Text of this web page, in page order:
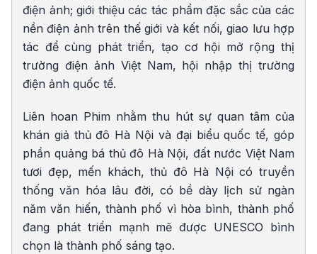
điện ảnh; giới thiệu các tác phẩm đặc sắc của các
nền điện ảnh trên thế giới và kết nối, giao lưu hợp
tác để cùng phát triển, tạo cơ hội mở rộng thị
trường điện ảnh Việt Nam, hội nhập thị trường
điện ảnh quốc tế.
Liên hoan Phim nhằm thu hút sự quan tâm của
khán giả thủ đô Hà Nội và đại biểu quốc tế, góp
phần quảng bá thủ đô Hà Nội, đất nước Việt Nam
tươi đẹp, mến khách, thủ đô Hà Nội có truyền
thống văn hóa lâu đời, có bề dày lịch sử ngàn
năm văn hiến, thành phố vì hòa bình, thành phố
đang phát triển mạnh mẽ được UNESCO bình
chọn là thành phố sáng tạo.